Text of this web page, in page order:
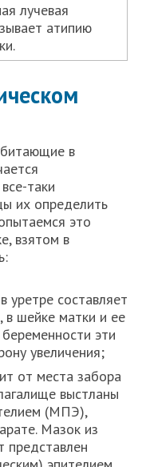
лучевая
атипию
в
таки
их определить
это
взятом в
уретре составляет
в шейке матки и ее
эти
увеличения;
от места забора
выстланы
(МПЭ),
Мазок из
представлен